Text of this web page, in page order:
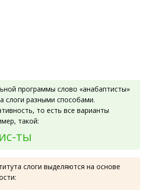
программы слово «анабаптисты»
слоги разными способами.
то есть все варианты
такой:
ты
слоги выделяются на основе